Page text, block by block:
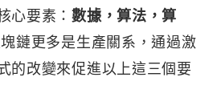
心要素：數據，算法，算
鏈更多是生產關系，通過激
的改變來促進以上這三個要